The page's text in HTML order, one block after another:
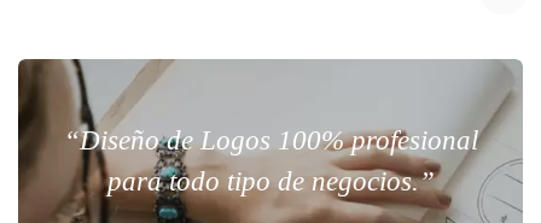
“Diseño de Logos 100% profesional
para todo tipo de negocios.”